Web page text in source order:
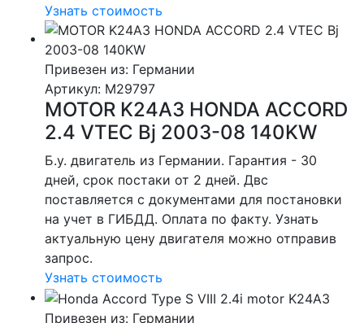
Узнать стоимость
Привезен из: Германии
Артикул: M29797
MOTOR K24A3 HONDA ACCORD
2.4 VTEC Bj 2003-08 140KW
Б.у. двигатель из Германии. Гарантия - 30
дней, срок постаки от 2 дней. Двс
поставляется с документами для постановки
на учет в ГИБДД. Оплата по факту. Узнать
актуальную цену двигателя можно отправив
запрос.
Узнать стоимость
Привезен из: Германии